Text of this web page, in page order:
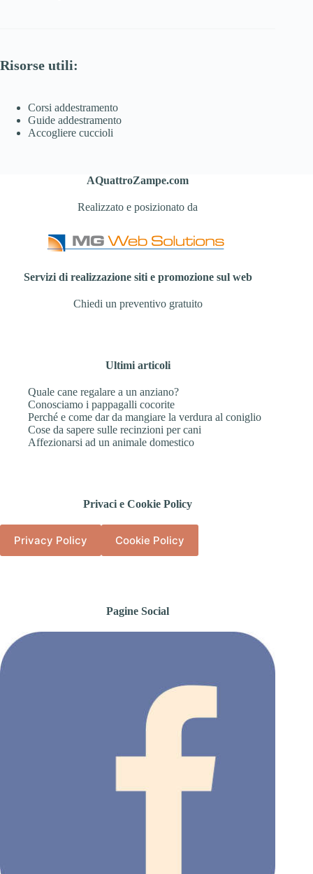
Risorse utili:
Corsi addestramento
Guide addestramento
Accogliere cuccioli
AQuattroZampe.com
Realizzato e posizionato da
Servizi di realizzazione siti e promozione sul web
Chiedi un preventivo gratuito
Ultimi articoli
Quale cane regalare a un anziano?
Conosciamo i pappagalli cocorite
Perché e come dar da mangiare la verdura al coniglio
Cose da sapere sulle recinzioni per cani
Affezionarsi ad un animale domestico
Privaci e Cookie Policy
Privacy Policy Cookie Policy
Pagine Social